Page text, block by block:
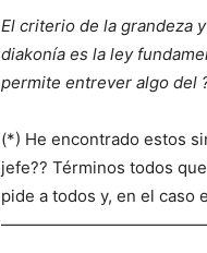
El criterio de la grandeza
diakonía es la ley
permite entrever algo del
(*) He encontrado estos
jefe?? Términos todos
pide a todos y, en el caso